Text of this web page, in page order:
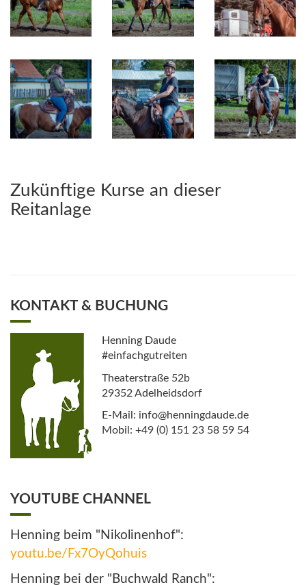
Zukünftige Kurse an dieser
Reitanlage
KONTAKT & BUCHUNG
Henning Daude
#einfachgutreiten
Theaterstraße 52b
29352 Adelheidsdorf
E-Mail: info@henningdaude.de
Mobil: +49 (0) 151 23 58 59 54
YOUTUBE CHANNEL
Henning beim "Nikolinenhof":
youtu.be/Fx7OyQohuis
Henning bei der "Buchwald Ranch":